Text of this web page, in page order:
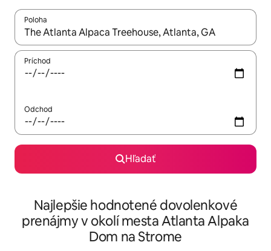
Poloha
Keď budú výsledky k dispozícii, môžete si ich prechádzať
Príchod
Odchod
Hľadať
Najlepšie hodnotené dovolenkové
prenájmy v okolí mesta Atlanta Alpaka
Dom na Strome